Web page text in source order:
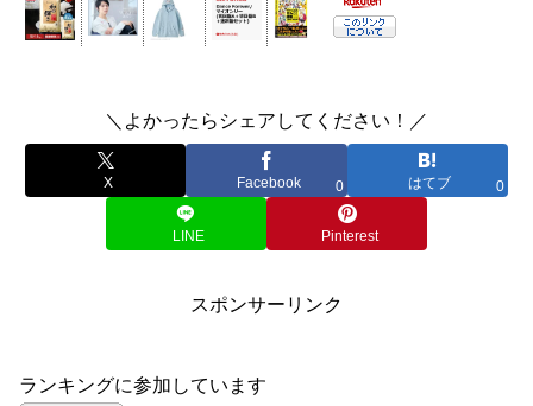
＼よかったらシェアしてください！／
X Facebook 0 はてブ 0
LINE Pinterest
スポンサーリンク
ランキングに参加しています